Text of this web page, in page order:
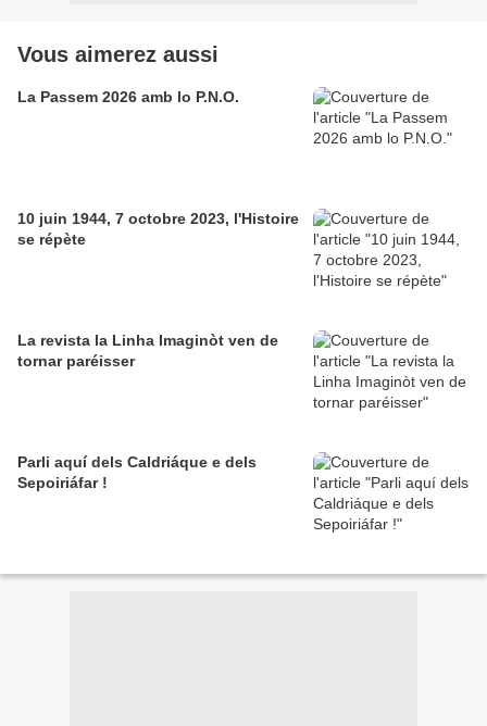
Vous aimerez aussi
La Passem 2026 amb lo P.N.O.
10 juin 1944, 7 octobre 2023, l'Histoire
se répète
La revista la Linha Imaginòt ven de
tornar paréisser
Parli aquí dels Caldriáque e dels
Sepoiriáfar !